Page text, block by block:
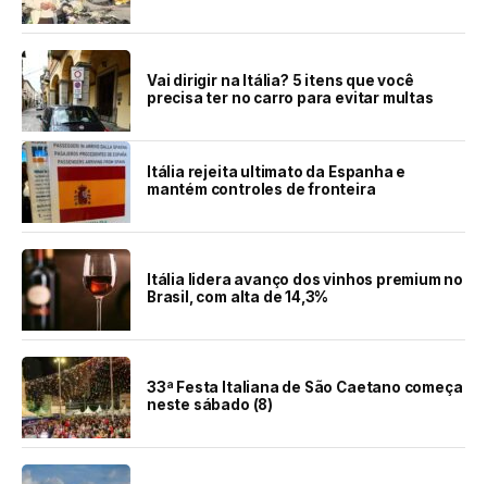
Vai dirigir na Itália? 5 itens que você
precisa ter no carro para evitar multas
Itália rejeita ultimato da Espanha e
mantém controles de fronteira
Itália lidera avanço dos vinhos premium no
Brasil, com alta de 14,3%
33ª Festa Italiana de São Caetano começa
neste sábado (8)